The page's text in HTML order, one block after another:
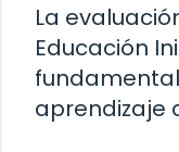
La
Educación
aprendizaje